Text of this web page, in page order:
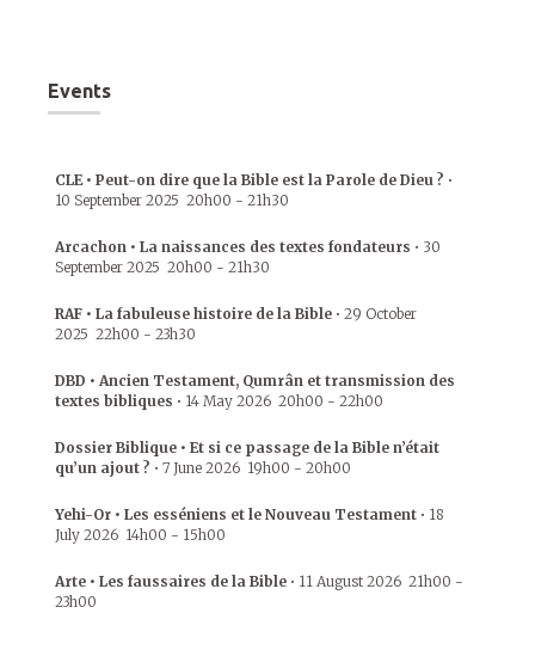
Events
CLE • Peut-on dire que la Bible est la Parole de Dieu ? •
10 September 2025 20h00 - 21h30
Arcachon • La naissances des textes fondateurs • 30
September 2025 20h00 - 21h30
RAF • La fabuleuse histoire de la Bible • 29 October
2025 22h00 - 23h30
DBD • Ancien Testament, Qumrân et transmission des
textes bibliques • 14 May 2026 20h00 - 22h00
Dossier Biblique • Et si ce passage de la Bible n’était
qu’un ajout ? • 7 June 2026 19h00 - 20h00
Yehi-Or • Les esséniens et le Nouveau Testament • 18
July 2026 14h00 - 15h00
Arte • Les faussaires de la Bible • 11 August 2026 21h00 -
23h00